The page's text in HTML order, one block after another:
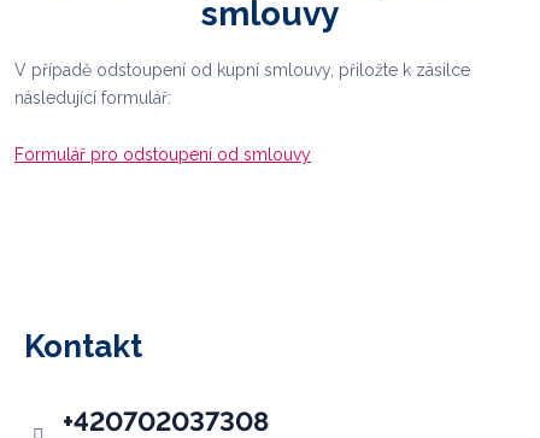
smlouvy
V případě odstoupení od kupní smlouvy, přiložte k zásilce
následující formulář:
Formulář pro odstoupení od smlouvy
Kontakt
+420702037308